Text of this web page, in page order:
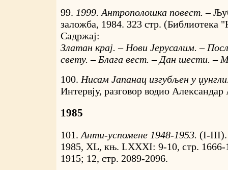
99. 1999. Антрополошка повест. –
заложба, 1984. 323 стр. (Библиотека
Садржај:
Златан крај. – Нови Јерусалим. –
свету. – Блага вест. – Дан шести. –
100. Нисам Јапанац изгубљен у
Интервју, разговор водио
1985
101. Анти-успомене 1948-1953. (I-III).
1985, XL, књ. LXXXI: 9-10, стр. 1666-
1915; 12, стр. 2089-2096.